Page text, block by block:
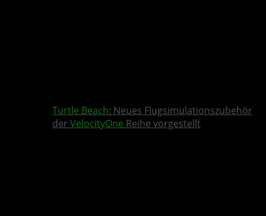
Turtle Beach: Neues Flugsimulationszubehör
der VelocityOne Reihe vorgestellt